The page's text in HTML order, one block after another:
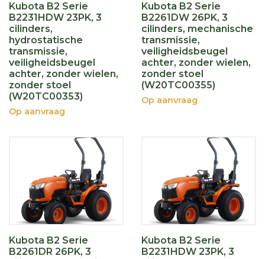
Kubota B2 Serie
B2231HDW 23PK, 3
cilinders,
hydrostatische
transmissie,
veiligheidsbeugel
achter, zonder wielen,
zonder stoel
(W20TC00353)
Op aanvraag
Kubota B2 Serie
B2261DW 26PK, 3
cilinders, mechanische
transmissie,
veiligheidsbeugel
achter, zonder wielen,
zonder stoel
(W20TC00355)
Op aanvraag
Kubota B2 Serie
B2261DR 26PK, 3
Kubota B2 Serie
B2231HDW 23PK, 3